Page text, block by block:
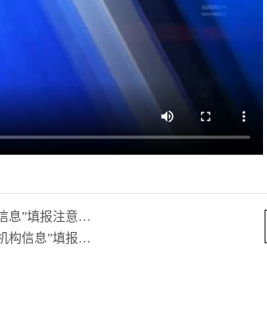
上一篇：资产管理业务综合管理平台产品备案和补录产品信息——合伙型基金“合同信息”填报注意事项
下一篇：资产管理业务综合管理平台产品备案和补录产品信息——“托管及外包服务机构信息”填报注意事项